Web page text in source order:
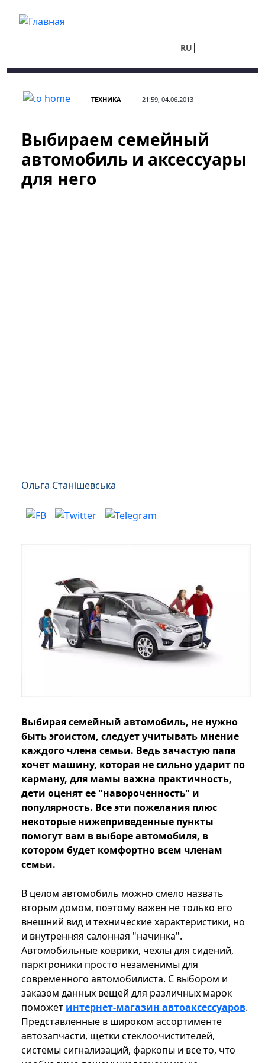
RU
ТЕХНИКА 21:59, 04.06.2013
Выбираем семейный
автомобиль и аксессуары
для него
Ольга Станішевська
Выбирая семейный автомобиль, не нужно
быть эгоистом, следует учитывать мнение
каждого члена семьи. Ведь зачастую папа
хочет машину, которая не сильно ударит по
карману, для мамы важна практичность,
дети оценят ее "навороченность" и
популярность. Все эти пожелания плюс
некоторые нижеприведенные пункты
помогут вам в выборе автомобиля, в
котором будет комфортно всем членам
семьи.
В целом автомобиль можно смело назвать
вторым домом, поэтому важен не только его
внешний вид и технические характеристики, но
и внутренняя салонная "начинка".
Автомобильные коврики, чехлы для сидений,
парктроники просто незаменимы для
современного автомобилиста. С выбором и
заказом данных вещей для различных марок
поможет интернет-магазин автоаксессуаров.
Представленные в широком ассортименте
автозапчасти, щетки стеклоочистителей,
системы сигнализаций, фаркопы и все то, что